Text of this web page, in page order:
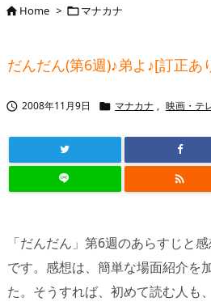
Home > マナカナ
だんだん(第6週)♪弟よ♪[訂正あ
 2008年11月9日  マナカナ , 映画・テ

「だんだん」第6週のあらすじと
です。感想は、簡単な場面紹介を
た。そうすれば、初めて読む人も